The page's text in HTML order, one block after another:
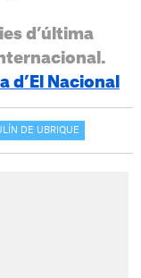
d’última
d’El Nacional
DE UBRIQUE